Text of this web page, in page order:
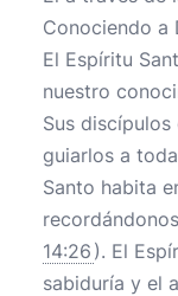
Conociendo a
El Espíritu
nuestro
Sus
guiarlos a
Santo habita
14:26 ). El
sabiduría y el